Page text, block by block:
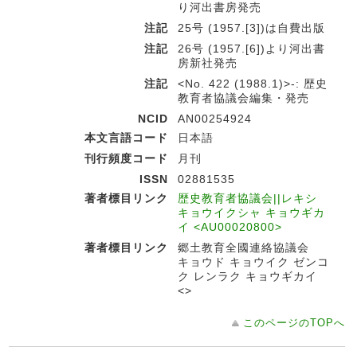
り河出書房発売
注記
25号 (1957.[3])は自費出版
注記
26号 (1957.[6])より河出書
房新社発売
注記
<No. 422 (1988.1)>-: 歴史
教育者協議会編集・発売
NCID
AN00254924
本文言語コード
日本語
刊行頻度コード
月刊
ISSN
02881535
著者標目リンク
歴史教育者協議会||レキシ
キョウイクシャ キョウギカ
イ <AU00020800>
著者標目リンク
郷土教育全國連絡協議会
キョウド キョウイク ゼンコ
ク レンラク キョウギカイ
<>
このページのTOPへ